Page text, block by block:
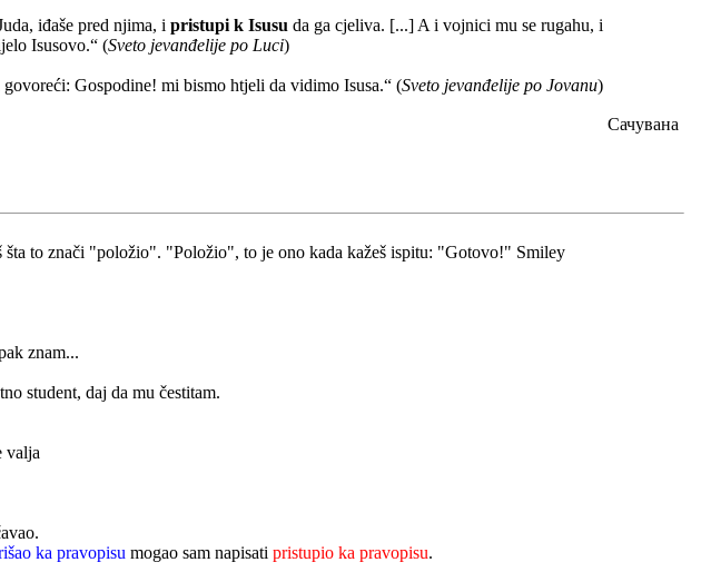
iđaše pred njima, i pristupi k Isusu da ga cjeliva. [...] A i vojnici mu se rugahu, i
Isusovo.“ (Sveto jevanđelije po Luci)
Gospodine! mi bismo htjeli da vidimo Isusa.“ (Sveto jevanđelije po Jovanu)
Сачувана
to znači "položio". "Položio", to je ono kada kažeš ispitu: "Gotovo!" Smiley
znam...
student, daj da mu čestitam.
valja
ka pravopisu mogao sam napisati pristupio ka pravopisu.